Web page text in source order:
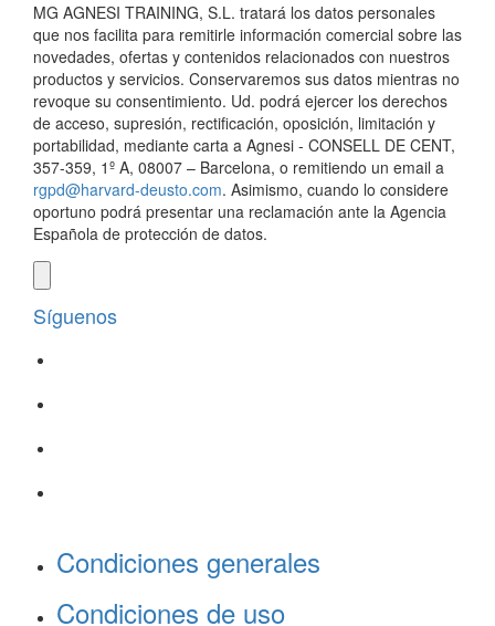
MG AGNESI TRAINING, S.L. tratará los datos personales
que nos facilita para remitirle información comercial sobre las
novedades, ofertas y contenidos relacionados con nuestros
productos y servicios. Conservaremos sus datos mientras no
revoque su consentimiento. Ud. podrá ejercer los derechos
de acceso, supresión, rectificación, oposición, limitación y
portabilidad, mediante carta a Agnesi - CONSELL DE CENT,
357-359, 1º A, 08007 – Barcelona, o remitiendo un email a
rgpd@harvard-deusto.com. Asimismo, cuando lo considere
oportuno podrá presentar una reclamación ante la Agencia
Española de protección de datos.
Síguenos
Condiciones generales
Condiciones de uso